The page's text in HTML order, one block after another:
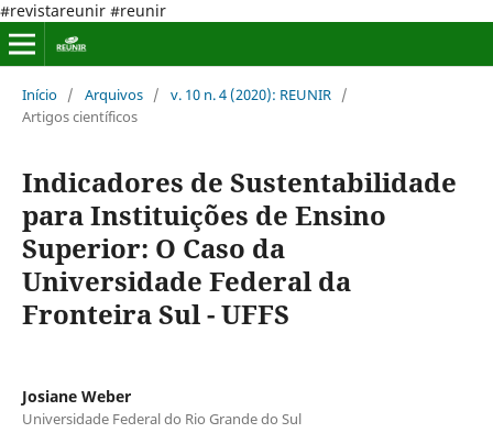
#revistareunir #reunir
Início / Arquivos / v. 10 n. 4 (2020): REUNIR /
Artigos científicos
Indicadores de Sustentabilidade
para Instituições de Ensino
Superior: O Caso da
Universidade Federal da
Fronteira Sul - UFFS
Josiane Weber
Universidade Federal do Rio Grande do Sul